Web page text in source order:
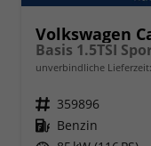
Volkswagen
Basis 1.5TSI
unverbindliche Lieferzeit:
Fahrzeugnr. 359896
Kraftstoff Benzin